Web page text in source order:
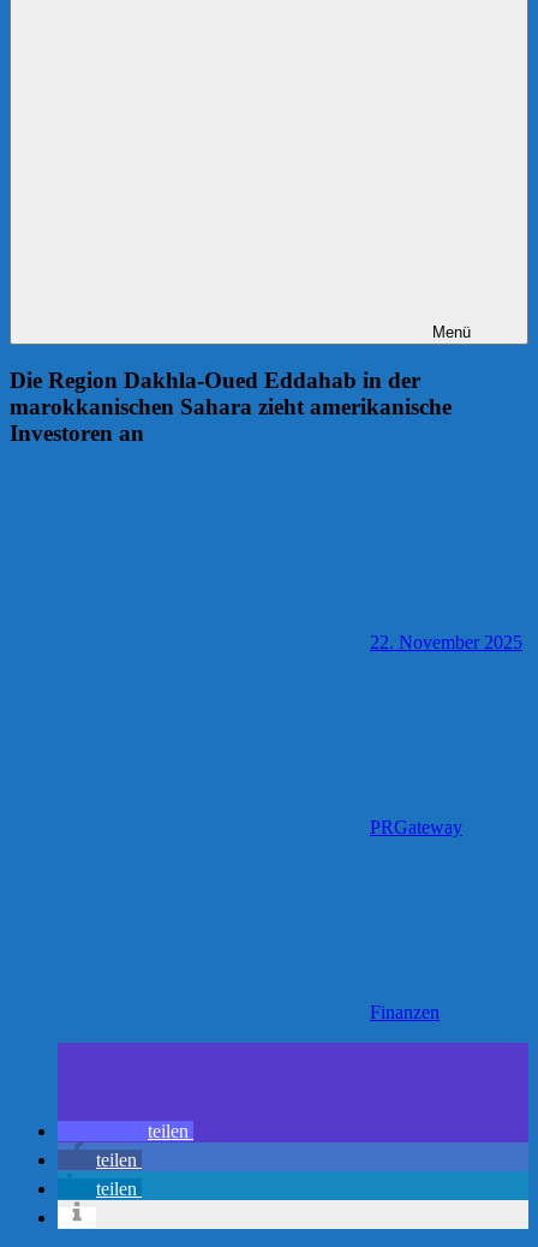
Menü
Die Region Dakhla-Oued Eddahab in der
marokkanischen Sahara zieht amerikanische
Investoren an
22. November 2025
PRGateway
Finanzen
teilen
teilen
teilen